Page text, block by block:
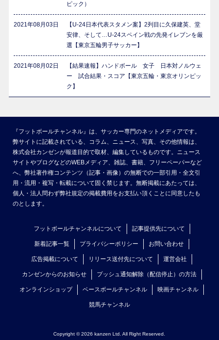
ピック）
2021年08月03日
【U-24日本代表スタメン案】2列目に久保建英、堂
安律、そして…U-24スペイン戦の先発イレブンを厳
選【東京五輪男子サッカー】
2021年08月02日
【結果速報】ハンドボール 女子 日本対ノルウェ
ー 試合結果・スコア【東京五輪・東京オリンピッ
ク】
『フットボールチャンネル』は、サッカー専門のネットメディアです。
弊サイトに記載されている、コラム、ニュース、写真、その他情報は、
株式会社カンゼンが報道目的で取材、編集しているものです。ニュース
サイトやブログなどのWEBメディア、雑誌、書籍、フリーペーパーなど
へ、弊社著作権コンテンツ（記事・画像）の無断での一部引用・全文引
用・流用・複写・転載について固く禁じます。無断掲載にあたっては、
個人・法人問わず弊社規定の掲載費用をお支払い頂くことに同意したも
のとします。
フットボールチャンネルについて 記事提供先について
新着記事一覧 プライバシーポリシー お問い合わせ
広告掲載について リリース送付先について 運営会社
カンゼンからのお知らせ プッシュ通知解除（配信停止）の方法
オンラインショップ ベースボールチャンネル 映画チャンネル
競馬チャンネル
Copyright © 2026 kanzen Ltd. All Right Reserved.